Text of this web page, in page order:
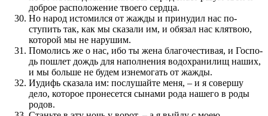
доброе расположе­ние твоего сердца.
Но народ истомил­ся от жажды и при­нудил нас по­
ступить так, как мы сказали им, и обязал нас клятвою,
которой мы не нарушим.
Помолись же о нас, ибо ты жена благо­честивая, и Го­с­по­
дь по­шлет дождь для наполне­ния водохранилищ наших,
и мы больше не будем изнемогать от жажды.
Иудифь сказала им: по­слушайте меня, – и я совершу
дело, которое про­несет­ся сынами рода нашего в роды
родов.